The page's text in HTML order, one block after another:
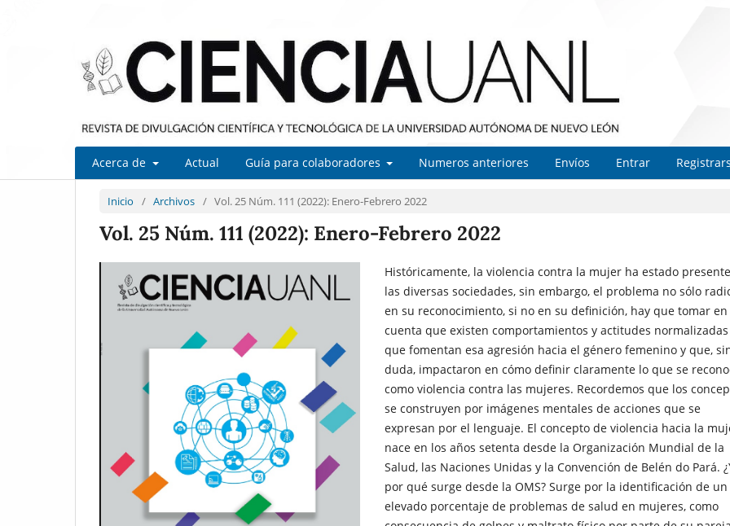
Acerca de Actual Guía para colaboradores Numeros anteriores Envíos Entrar
Inicio / Archivos / Vol. 25 Núm. 111 (2022): Enero-Febrero 2022
Vol. 25 Núm. 111 (2022): Enero-Febrero 2022
Históricamente, la violencia contra la mujer ha estado
las diversas sociedades, sin embargo, el problema no sólo
en su reconocimiento, si no en su definición, hay que tomar en
cuenta que existen comportamientos y actitudes normalizadas
que fomentan esa agresión hacia el género femenino y que,
duda, impactaron en cómo definir claramente lo que se
como violencia contra las mujeres. Recordemos que los
se construyen por imágenes mentales de acciones que se
expresan por el lenguaje. El concepto de violencia hacia la
nace en los años setenta desde la Organización Mundial de la
Salud, las Naciones Unidas y la Convención de Belén do Pará.
por qué surge desde la OMS? Surge por la identificación de un
elevado porcentaje de problemas de salud en mujeres, como